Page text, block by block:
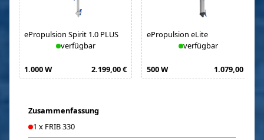
ePropulsion Spirit 1.0 PLUS
verfügbar
1.000 W 2.199,00 €
ePropulsion eLite
verfügbar
500 W 1.079,00 €
Zusammenfassung
1 x FRIB 330